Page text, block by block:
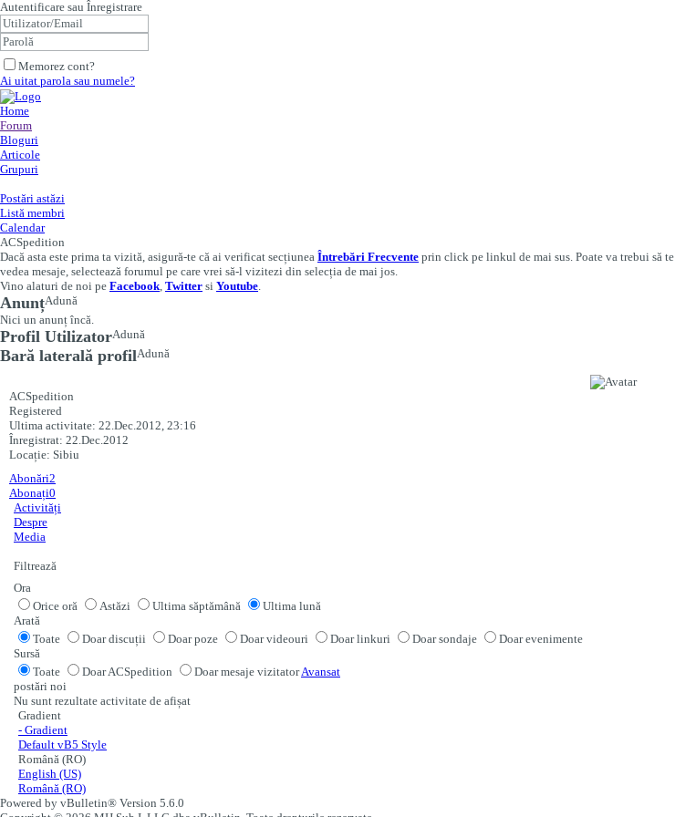
Autentificare sau Înregistrare
Memorez cont?
Ai uitat parola sau numele?
Home
Forum
Bloguri
Articole
Grupuri
Postări astăzi
Listă membri
Calendar
ACSpedition
Dacă asta este prima ta vizită, asigură-te că ai verificat secțiunea Întrebări Frecvente prin click pe linkul de mai sus. Poate va trebui să te
vedea mesaje, selectează forumul pe care vrei să-l vizitezi din selecția de mai jos.
Vino alaturi de noi pe Facebook, Twitter si Youtube.
AnunțAdună
Nici un anunț încă.
Profil UtilizatorAdună
Bară laterală profilAdună
ACSpedition
Registered
Ultima activitate: 22.Dec.2012, 23:16
Înregistrat: 22.Dec.2012
Locație: Sibiu
Abonări2
Abonați0
Activități
Despre
Media
Filtrează
Ora
Orice oră
Astăzi Ultima săptămână
Ultima lună
Arată
Toate
Doar discuții Doar poze Doar videouri Doar linkuri Doar sondaje
Doar evenimente
Sursă
Toate
Doar ACSpedition Doar mesaje vizitatorAvansat
postări noi
Nu sunt rezultate activitate de afișat
Gradient
- Gradient
Default vB5 Style
Română (RO)
English (US)
Română (RO)
Powered by vBulletin® Version 5.6.0